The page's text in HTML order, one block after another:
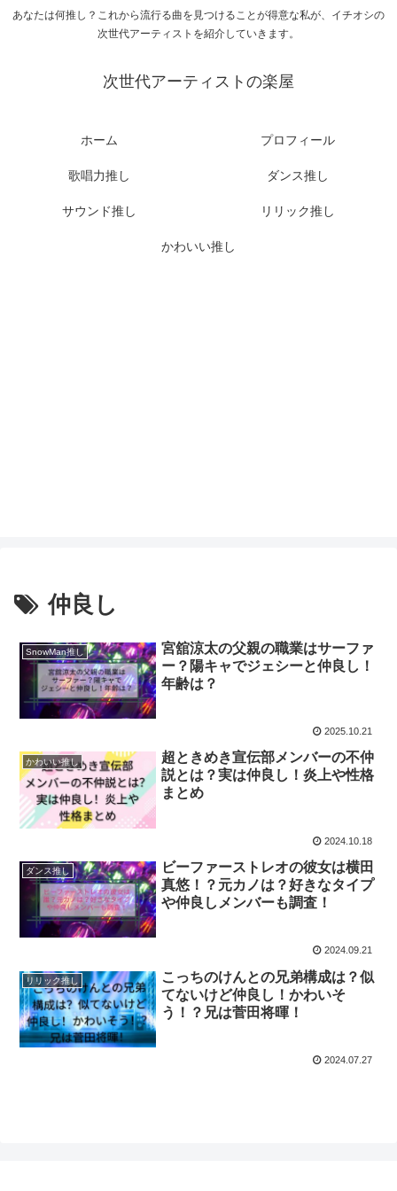
あなたは何推し？これから流行る曲を見つけることが得意な私が、イチオシの
次世代アーティストを紹介していきます。
次世代アーティストの楽屋
ホーム プロフィール
歌唱力推し ダンス推し
サウンド推し リリック推し
かわいい推し
仲良し
SnowMan推し
宮舘涼太の父親の職業はサーファ
ー？陽キャでジェシーと仲良し！
年齢は？
2025.10.21
かわいい推し
超ときめき宣伝部メンバーの不仲
説とは？実は仲良し！炎上や性格
まとめ
2024.10.18
ダンス推し
ビーファーストレオの彼女は横田
真悠！？元カノは？好きなタイプ
や仲良しメンバーも調査！
2024.09.21
リリック推し
こっちのけんとの兄弟構成は？似
てないけど仲良し！かわいそ
う！？兄は菅田将暉！
2024.07.27